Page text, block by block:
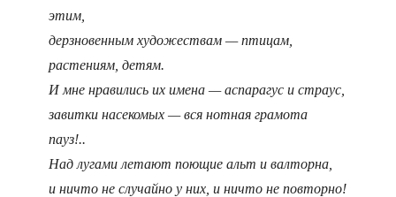
этим,
дерзновенным художествам — птицам,
растениям, детям.
И мне нравились их имена — аспарагус и страус,
завитки насекомых — вся нотная грамота
пауз!..
Над лугами летают поющие альт и валторна,
и ничто не случайно у них, и ничто не повторно!